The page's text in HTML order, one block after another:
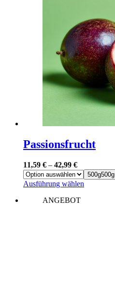
Passionsfrucht
11,59 € – 42,99 €
500g500g
Ausführung wählen
ANGEBOT